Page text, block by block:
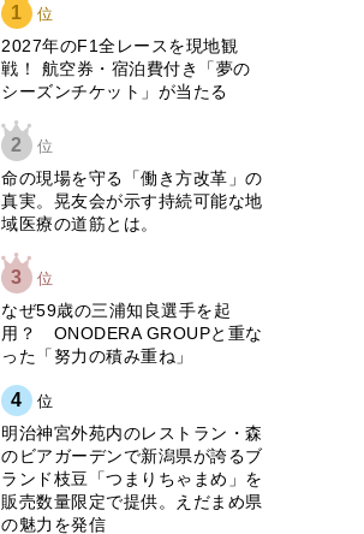
1 位
2027年のF1全レースを現地観
戦！ 航空券・宿泊費付き「夢の
シーズンチケット」が当たる
2 位
​命の現場を守る「働き方改革」の
真実。晃友会が示す持続可能な地
域医療の道筋とは。
3 位
なぜ59歳の三浦知良選手を起
用？ ONODERA GROUPと重な
った「努力の積み重ね」
4 位
明治神宮外苑内のレストラン・森
のビアガーデンで新潟県が誇るブ
ランド枝豆「つまりちゃまめ」を
販売数量限定で提供。えだまめ県
の魅力を発信